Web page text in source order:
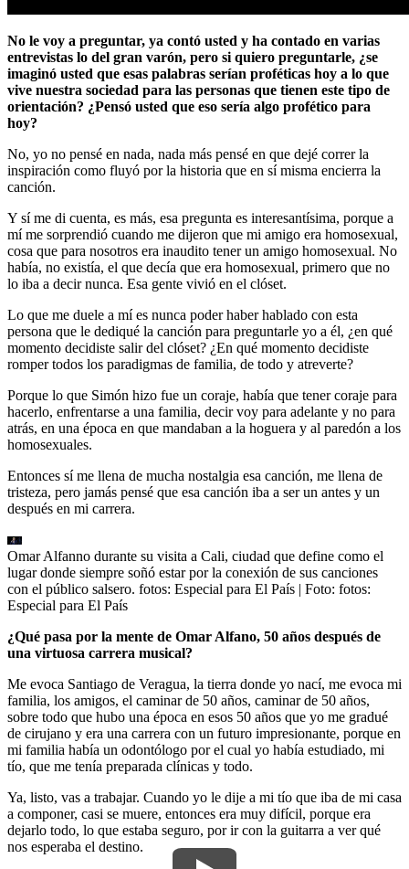
No le voy a preguntar, ya contó usted y ha contado en varias
entrevistas lo del gran varón, pero si quiero preguntarle, ¿se
imaginó usted que esas palabras serían proféticas hoy a lo que
vive nuestra sociedad para las personas que tienen este tipo de
orientación? ¿Pensó usted que eso sería algo profético para
hoy?
No, yo no pensé en nada, nada más pensé en que dejé correr la
inspiración como fluyó por la historia que en sí misma encierra la
canción.
Y sí me di cuenta, es más, esa pregunta es interesantísima, porque a
mí me sorprendió cuando me dijeron que mi amigo era homosexual,
cosa que para nosotros era inaudito tener un amigo homosexual. No
había, no existía, el que decía que era homosexual, primero que no
lo iba a decir nunca. Esa gente vivió en el clóset.
Lo que me duele a mí es nunca poder haber hablado con esta
persona que le dediqué la canción para preguntarle yo a él, ¿en qué
momento decidiste salir del clóset? ¿En qué momento decidiste
romper todos los paradigmas de familia, de todo y atreverte?
Porque lo que Simón hizo fue un coraje, había que tener coraje para
hacerlo, enfrentarse a una familia, decir voy para adelante y no para
atrás, en una época en que mandaban a la hoguera y al paredón a los
homosexuales.
Entonces sí me llena de mucha nostalgia esa canción, me llena de
tristeza, pero jamás pensé que esa canción iba a ser un antes y un
después en mi carrera.
Omar Alfanno durante su visita a Cali, ciudad que define como el
lugar donde siempre soñó estar por la conexión de sus canciones
con el público salsero. fotos: Especial para El País | Foto: fotos:
Especial para El País
¿Qué pasa por la mente de Omar Alfano, 50 años después de
una virtuosa carrera musical?
Me evoca Santiago de Veragua, la tierra donde yo nací, me evoca mi
familia, los amigos, el caminar de 50 años, caminar de 50 años,
sobre todo que hubo una época en esos 50 años que yo me gradué
de cirujano y era una carrera con un futuro impresionante, porque en
mi familia había un odontólogo por el cual yo había estudiado, mi
tío, que me tenía preparada clínicas y todo.
Ya, listo, vas a trabajar. Cuando yo le dije a mi tío que iba de mi casa
a componer, casi se muere, entonces era muy difícil, porque era
dejarlo todo, lo que estaba seguro, por ir con la guitarra a ver qué
nos esperaba el destino.